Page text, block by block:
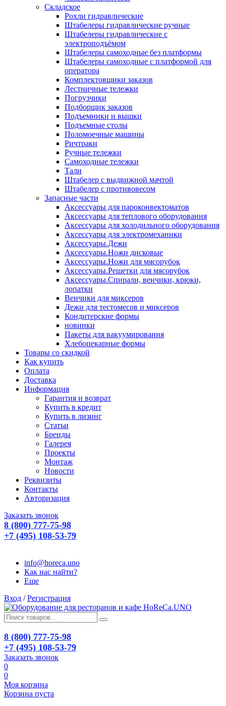
Складское
Рохли гидравлические
Штабелеры гидравлические ручные
Штабелеры гидравлические с
электроподъёмом
Штабелеры самоходные без платформы
Штабелеры самоходные с платформой для
оператора
Комплектовщики заказов
Лестничные тележки
Погрузчики
Подборщик заказов
Подъемники и вышки
Подъемные столы
Поломоечные машины
Ричтраки
Ручные тележки
Самоходные тележки
Тали
Штабелер с выдвижной мачтой
Штабелер с противовесом
Запасные части
Аксессуары для пароконвектоматов
Аксессуары для теплового оборудования
Аксессуары для холодильного оборудования
Аксессуары для электромеханики
Аксессуары.Дежи
Аксессуары.Ножи дисковые
Аксессуары.Ножи для мясорубок
Аксессуары.Решетки для мясорубок
Аксессуары.Спирали, венчики, крюки,
лопатки
Венчики для миксеров
Дежи для тестомесов и миксеров
Кондитерские формы
новинки
Пакеты для вакуумирования
Хлебопекарные формы
Товары со скидкой
Как купить
Оплата
Доставка
Информация
Гарантия и возврат
Купить в кредит
Купить в лизинг
Статьи
Бренды
Галерея
Проекты
Монтаж
Новости
Реквизиты
Контакты
Авторизация
Заказать звонок
8 (800) 777-75-98
+7 (495) 108-53-79
info@horeca.uno
Как нас найти?
Еще
Вход / Регистрация
8 (800) 777-75-98
+7 (495) 108-53-79
Заказать звонок
0
0
Моя корзина
Корзина пуста